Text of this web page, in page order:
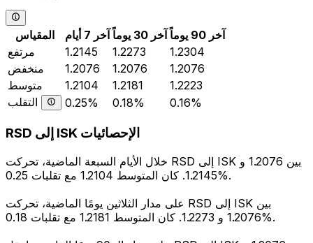
المقياس آخر 7 أيام آخر 30 يوماً
آخر 90 يوماً
مرتفع
1.2145 1.2273
1.2304
منخفض
1.2076 1.2076
1.2076
متوسط
1.2104 1.2181
1.2223
التقلب
0.25% 0.18% 0.16%
RSD إلى ISK الإحصائيات
خلال الأيام السبعة الماضية، تحركت RSD إلى ISK بين 1.2076 و
1.2145. كان المتوسط 1.2104 مع تقلبات 0.25%.
على مدار الثلاثين يومًا الماضية، تحركت RSD إلى ISK بين
1.2076 و 1.2273. كان المتوسط 1.2181 مع تقلبات 0.18%.